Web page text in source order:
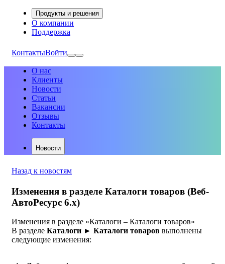
Продукты и решения
О компании
Поддержка
КонтактыВойти
О нас
Клиенты
Новости
Статьи
Вакансии
Отзывы
Контакты
Новости
Назад к новостям
Изменения в разделе Каталоги товаров (Веб-
АвтоРесурс 6.х)
Изменения в разделе «Каталоги – Каталоги товаров»
В разделе Каталоги ► Каталоги товаров выполнены
следующие изменения: